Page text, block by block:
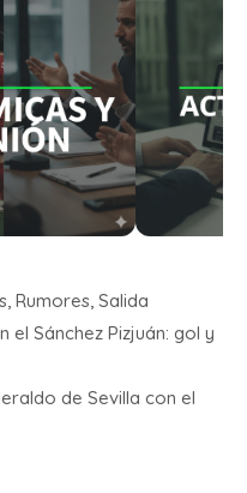
Rumores Salida
el Sánchez Pizjuán: gol y
de Sevilla con el